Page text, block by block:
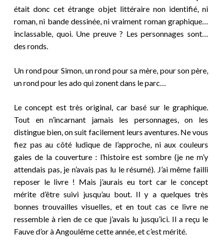
était donc cet étrange objet littéraire non identifié, ni
roman, ni bande dessinée, ni vraiment roman graphique…
inclassable, quoi. Une preuve ? Les personnages sont…
des ronds.
Un rond pour Simon, un rond poursa mère, pour son père,
un rond pour les ado qui zonent dans le parc…
Le concept est très original, car basé sur le graphique.
Tout en n’incarnant jamais les personnages, on les
distingue bien, on suit facilement leurs aventures. Ne vous
fiez pas au côté ludique de l’approche, ni aux couleurs
gaies de la couverture : l’histoire est sombre (je ne m’y
attendais pas, je n’avais pas lu le résumé). J’ai même failli
reposer le livre ! Mais j’aurais eu tort car le concept
mérite d’être suivi jusqu’au bout. Il y a quelques très
bonnes trouvailles visuelles, et en tout cas ce livre ne
ressemble à rien de ce que j’avais lu jusqu’ici. Il a reçu le
Fauve d’or à Angoulême cette année, et c’est mérité.